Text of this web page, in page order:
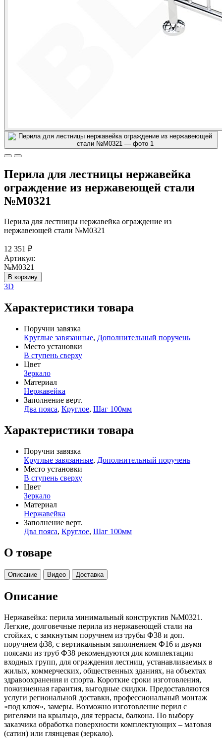
Перила для лестницы нержавейка
ограждение из нержавеющей стали
№М0321
Перила для лестницы нержавейка ограждение из
нержавеющей стали №М0321
12 351 ₽
Артикул:
№М0321
В корзину
3D
Характеристики товара
Поручни завязка
Круглые завязанные, Дополнительный поручень
Место установки
В ступень сверху
Цвет
Зеркало
Материал
Нержавейка
Заполнение верт.
Два пояса, Круглое, Шаг 100мм
Характеристики товара
Поручни завязка
Круглые завязанные, Дополнительный поручень
Место установки
В ступень сверху
Цвет
Зеркало
Материал
Нержавейка
Заполнение верт.
Два пояса, Круглое, Шаг 100мм
О товаре
Описание Видео Доставка
Описание
Нержавейка: перила минимальный конструктив №М0321.
Легкие, долговечные перила из нержавеющей стали на
стойках, с замкнутым поручнем из трубы Ф38 и доп.
поручнем ф38, с вертикальным заполнением Ф16 и двумя
поясами из труб Ф38 рекомендуются для комплектации
входных групп, для ограждения лестниц, устанавливаемых в
жилых, коммерческих, общественных зданиях, на объектах
здравоохранения и спорта. Короткие сроки изготовления,
пожизненная гарантия, выгодные скидки. Предоставляются
услуги региональной доставки, профессиональный монтаж
«под ключ», замеры. Возможно изготовление перил с
ригелями на крыльцо, для террасы, балкона. По выбору
заказчика обработка поверхности комплектующих – матовая
(сатин) или глянцевая (зеркало).